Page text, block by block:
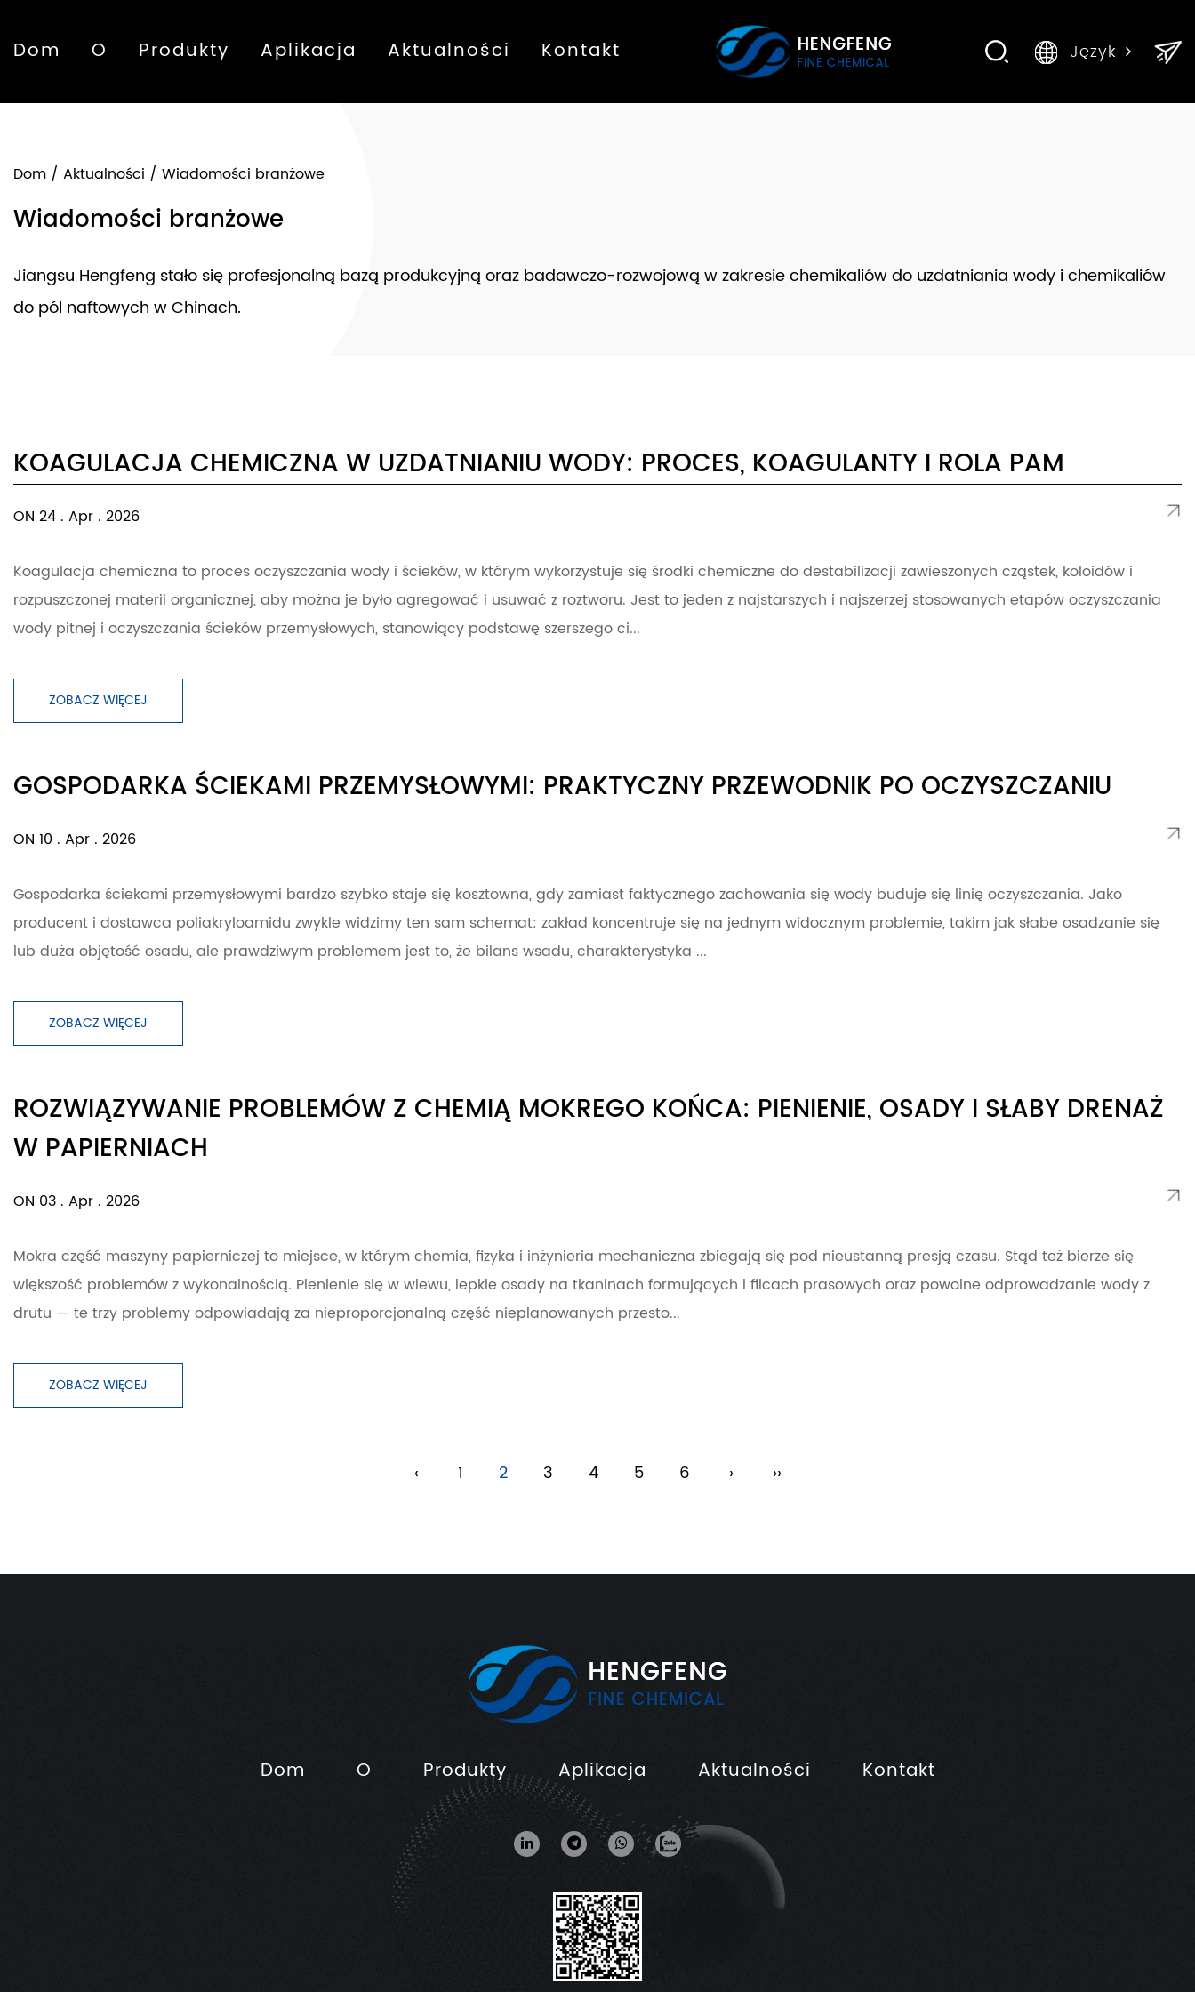
Dom O Produkty Aplikacja Aktualności Kontakt Język
Dom / Aktualności / Wiadomości branżowe
Wiadomości branżowe
Jiangsu Hengfeng stało się profesjonalną bazą produkcyjną oraz badawczo-rozwojową w zakresie chemikaliów do uzdatniania wody i chemikaliów
do pól naftowych w Chinach.
KOAGULACJA CHEMICZNA W UZDATNIANIU WODY: PROCES, KOAGULANTY I ROLA PAM
ON 24 . Apr . 2026
Koagulacja chemiczna to proces oczyszczania wody i ścieków, w którym wykorzystuje się środki chemiczne do destabilizacji zawieszonych cząstek, koloidów i
rozpuszczonej materii organicznej, aby można je było agregować i usuwać z roztworu. Jest to jeden z najstarszych i najszerzej stosowanych etapów oczyszczania
wody pitnej i oczyszczania ścieków przemysłowych, stanowiący podstawę szerszego ci...
ZOBACZ WIĘCEJ
GOSPODARKA ŚCIEKAMI PRZEMYSŁOWYMI: PRAKTYCZNY PRZEWODNIK PO OCZYSZCZANIU
ON 10 . Apr . 2026
Gospodarka ściekami przemysłowymi bardzo szybko staje się kosztowna, gdy zamiast faktycznego zachowania się wody buduje się linię oczyszczania. Jako
producent i dostawca poliakryloamidu zwykle widzimy ten sam schemat: zakład koncentruje się na jednym widocznym problemie, takim jak słabe osadzanie się
lub duża objętość osadu, ale prawdziwym problemem jest to, że bilans wsadu, charakterystyka ...
ZOBACZ WIĘCEJ
ROZWIĄZYWANIE PROBLEMÓW Z CHEMIĄ MOKREGO KOŃCA: PIENIENIE, OSADY I SŁABY DRENAŻ
W PAPIERNIACH
ON 03 . Apr . 2026
Mokra część maszyny papierniczej to miejsce, w którym chemia, fizyka i inżynieria mechaniczna zbiegają się pod nieustanną presją czasu. Stąd też bierze się
większość problemów z wykonalnością. Pienienie się w wlewu, lepkie osady na tkaninach formujących i filcach prasowych oraz powolne odprowadzanie wody z
drutu — te trzy problemy odpowiadają za nieproporcjonalną część nieplanowanych przesto...
ZOBACZ WIĘCEJ
‹ 1 2 3 4 5 6 › ››
Dom O Produkty Aplikacja Aktualności Kontakt